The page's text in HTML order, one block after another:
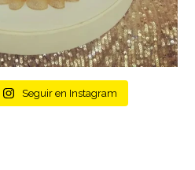
Seguir en Instagram